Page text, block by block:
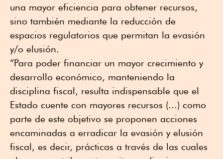
una mayor eficiencia para obtener recursos,
sino también mediante la reducción de
espacios regulatorios que permitan la evasión
y/o elusión.
“Para poder financiar un mayor crecimiento y
desarrollo económico, manteniendo la
disciplina fiscal, resulta indispensable que el
Estado cuente con mayores recursos (...) como
parte de este objetivo se proponen acciones
encaminadas a erradicar la evasión y elusión
fiscal, es decir, prácticas a través de las cuales